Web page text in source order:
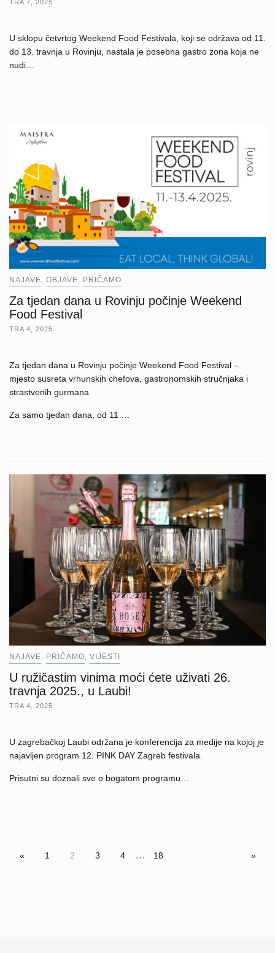
TRA 7, 2025
U sklopu četvrtog Weekend Food Festivala, koji se održava od 11.
do 13. travnja u Rovinju, nastala je posebna gastro zona koja ne
nudi…
NAJAVE OBJAVE PRIČAMO
Za tjedan dana u Rovinju počinje Weekend
Food Festival
TRA 4, 2025
Za tjedan dana u Rovinju počinje Weekend Food Festival –
mjesto susreta vrhunskih chefova, gastronomskih stručnjaka i
strastvenih gurmana
Za samo tjedan dana, od 11….
NAJAVE PRIČAMO VIJESTI
U ružičastim vinima moći ćete uživati 26.
travnja 2025., u Laubi!
TRA 4, 2025
U zagrebačkoj Laubi održana je konferencija za medije na kojoj je
najavljen program 12. PINK DAY Zagreb festivala.
Prisutni su doznali sve o bogatom programu…
« 1 2 3 4 … 18 »